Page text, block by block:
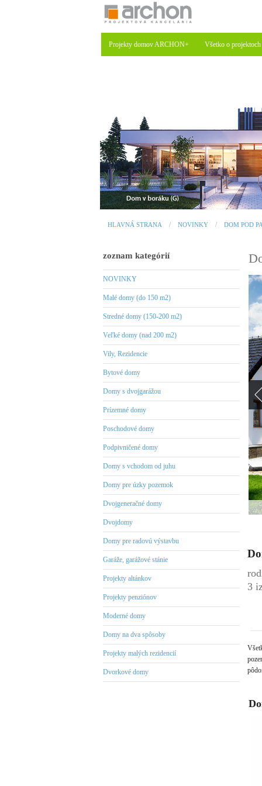
Projekty domov ARCHON+ Všetko o projektoch
HLAVNÁ STRANA NOVINKY DOM POD
zoznam kategórií
NOVINKY
Malé domy (do 150 m2)
Stredné domy (150-200 m2)
Veľké domy (nad 200 m2)
Vily, Rezidencie
Bytové domy
Domy s dvojgarážou
Prízemné domy
Poschodové domy
Podpivničené domy
Domy s vchodom od juhu
Domy pre úzky pozemok
Dvojgeneračné domy
Dvojdomy
Domy pre radovú výstavbu
Garáže, garážové stánie
Projekty altánkov
Projekty penziónov
Moderné domy
Domy na dva spôsoby
Projekty malých rezidencií
Dvorkové domy
3